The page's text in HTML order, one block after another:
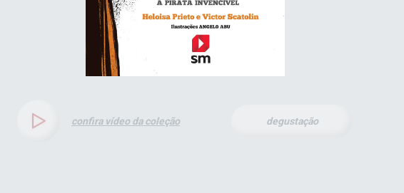
confira vídeo da coleção degustação